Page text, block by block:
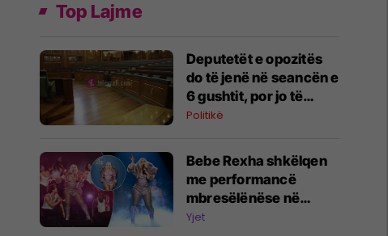
Top Lajme
Deputetët e opozitës
do të jenë në seancën e
6 gushtit, por jo të
gjithë mbështesin
Politikë
Bebe Rexha shkëlqen
me performancë
mbresëlënëse në
emisionin e famshëm
Yjet